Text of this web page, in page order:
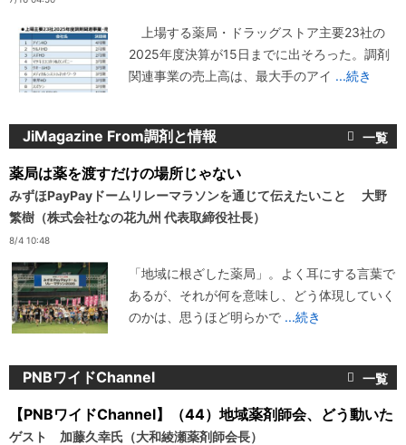
上場する薬局・ドラッグストア主要23社の
2025年度決算が15日までに出そろった。調剤
関連事業の売上高は、最大手のアイ ...続き
JiMagazine From調剤と情報
薬局は薬を渡すだけの場所じゃない
みずほPayPayドームリレーマラソンを通じて伝えたいこと 大野
繁樹（株式会社なの花九州 代表取締役社長）
8/4 10:48
「地域に根ざした薬局」。よく耳にする言葉で
あるが、それが何を意味し、どう体現していく
のかは、思うほど明らかで ...続き
PNBワイドChannel
【PNBワイドChannel】（44）地域薬剤師会、どう動いた
ゲスト 加藤久幸氏（大和綾瀬薬剤師会長）